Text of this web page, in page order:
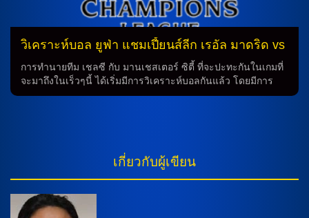
วิเคราะห์บอล ยูฟ่า แชมเปี้ยนส์ลีก เรอัล มาดริด vs
บาเยิร์น
การทำนายทีม เชลซี กับ มานเชสเตอร์ ซิตี้ ที่จะปะทะกันในเกมที่
จะมาถึงในเร็วๆนี้ ได้เริ่มมีการวิเคราะห์บอลกันแล้ว โดยมีการ
เปรียบเทียบนักเตะและระบบการเล่นของทั้งสองทีมเพื่อทำนายผล
4-4-2 ซึ่งจะมี อันโตนิโอ รูดิเกอร์ กับ ดีน เฮาจ์เซ่น คุมแผงหลัง
แดนกลางเป็น ธิอาโก้ ปิทาร์ช กับ ออเรเลียง ชูอาเมนี่ และมี วินิซิ
มานเชสเตอร์ ซิตี้ ก็จะเติมความแข็งแกร่งในการแข่งขันด้วยการ
เกี่ยวกับผู้เขียน